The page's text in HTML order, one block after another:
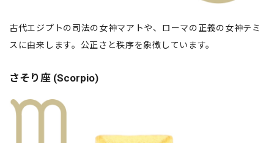
古代エジプトの司法の女神マアトや、ローマの正義の女神テミ
スに由来します。公正さと秩序を象徴しています。
さそり座 (Scorpio)